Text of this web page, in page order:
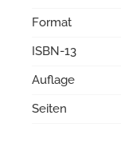
Format
ISBN-13
Auflage
Seiten